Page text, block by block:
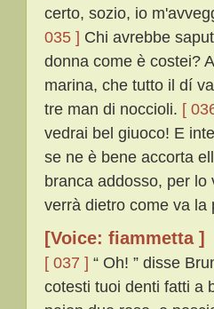
certo, sozio, io
035 ] Chi avrebbe
donna come è costei?
marina, che tutto il dí
tre man di noccioli. [
vedrai bel giuoco! E
se ne è bene accorta
branca addosso, per
verrà dietro come va la
[Voice: fiammetta ]
[ 037 ] “ Oh! ” disse
cotesti tuoi denti fatti a